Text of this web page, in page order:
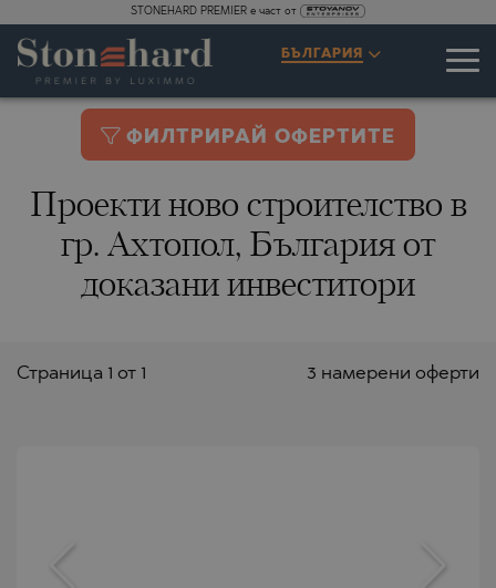
STONEHARD PREMIER е част от
БЪЛГАРИЯ
ФИЛТРИРАЙ ОФЕРТИТЕ
Проекти ново строителство в
гр. Ахтопол, България от
доказани инвеститори
3 намерени оферти
Страницa 1 от 1